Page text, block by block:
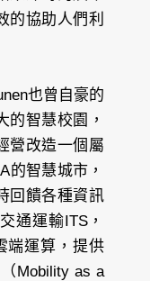
的協助人們利
也曾自豪的
的智慧校園，
營改造一個屬
的智慧城市，
回饋各種資訊
通運輸ITS，
端運算，提供
Mobility as a